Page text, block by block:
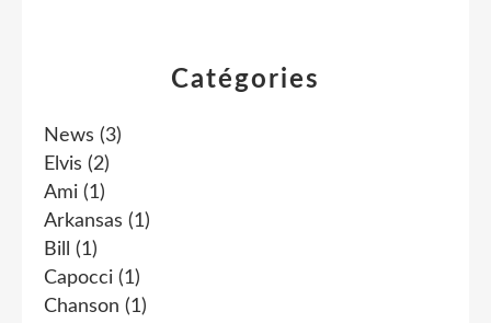
Catégories
News (3)
Elvis (2)
Ami (1)
Arkansas (1)
Bill
(1)
Capocci (1)
Chanson (1)